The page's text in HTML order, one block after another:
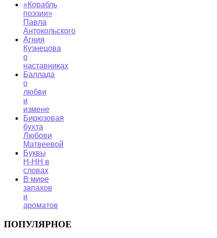
«Корабль
поэзии»
Павла
Антокольского
Агния
Кузнецова
о
наставниках
Баллада
о
любви
и
измене
Бирюзовая
бухта
Любови
Матвеевой
Буквы
Н-НН в
словах
В мире
запахов
и
ароматов
ПОПУЛЯРНОЕ